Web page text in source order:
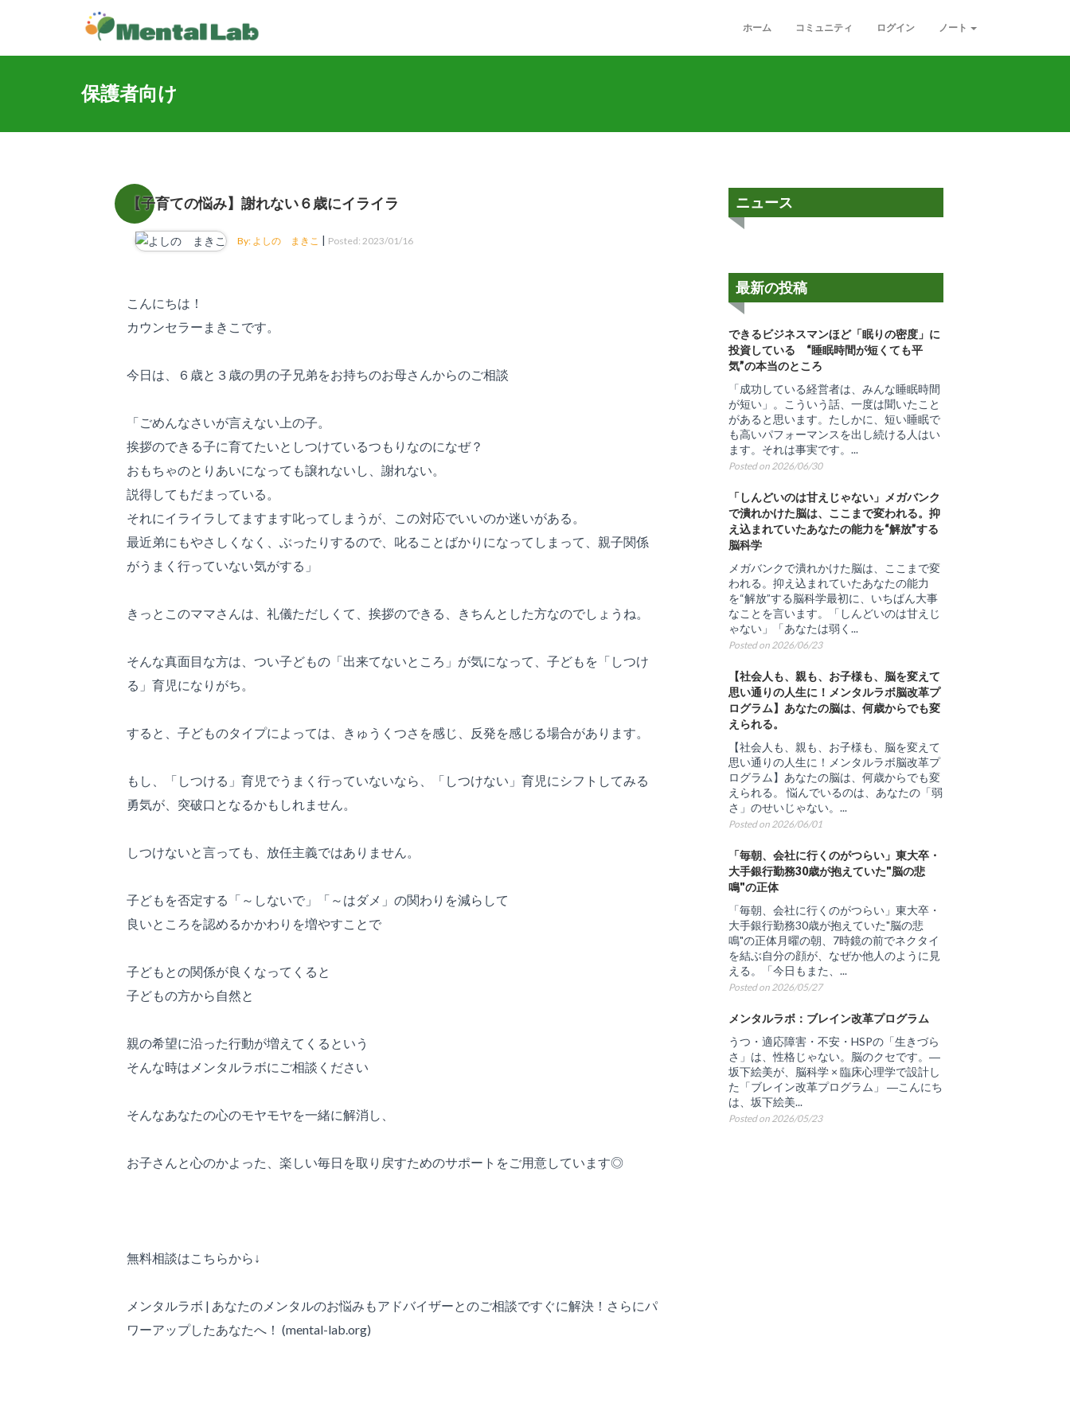
ホーム コミュニティ ログイン ノート
保護者向け
【子育ての悩み】謝れない６歳にイライラ
By: よしの まきこ | Posted: 2023/01/16
こんにちは！
カウンセラーまきこです。
今日は、６歳と３歳の男の子兄弟をお持ちのお母さんからのご相談
「ごめんなさいが言えない上の子。
挨拶のできる子に育てたいとしつけているつもりなのになぜ？
おもちゃのとりあいになっても譲れないし、謝れない。
説得してもだまっている。
それにイライラしてますます叱ってしまうが、この対応でいいのか迷いがある。
最近弟にもやさしくなく、ぶったりするので、叱ることばかりになってしまって、親子関係
がうまく行っていない気がする」
きっとこのママさんは、礼儀ただしくて、挨拶のできる、きちんとした方なのでしょうね。
そんな真面目な方は、つい子どもの「出来てないところ」が気になって、子どもを「しつけ
る」育児になりがち。
すると、子どものタイプによっては、きゅうくつさを感じ、反発を感じる場合があります。
もし、「しつける」育児でうまく行っていないなら、「しつけない」育児にシフトしてみる
勇気が、突破口となるかもしれません。
しつけないと言っても、放任主義ではありません。
子どもを否定する「～しないで」「～はダメ」の関わりを減らして
良いところを認めるかかわりを増やすことで
子どもとの関係が良くなってくると
子どもの方から自然と
親の希望に沿った行動が増えてくるという
そんな時はメンタルラボにご相談ください
そんなあなたの心のモヤモヤを一緒に解消し、
お子さんと心のかよった、楽しい毎日を取り戻すためのサポートをご用意しています◎
無料相談はこちらから↓
メンタルラボ | あなたのメンタルのお悩みもアドバイザーとのご相談ですぐに解決！さらにパ
ワーアップしたあなたへ！ (mental-lab.org)
ニュース
最新の投稿
できるビジネスマンほど「眠りの密度」に
投資している “睡眠時間が短くても平
気”の本当のところ
「成功している経営者は、みんな睡眠時間
が短い」。こういう話、一度は聞いたこと
があると思います。たしかに、短い睡眠で
も高いパフォーマンスを出し続ける人はい
ます。それは事実です。...
Posted on 2026/06/30
「しんどいのは甘えじゃない」メガバンク
で潰れかけた脳は、ここまで変われる。抑
え込まれていたあなたの能力を“解放”する
脳科学
メガバンクで潰れかけた脳は、ここまで変
われる。抑え込まれていたあなたの能力
を“解放”する脳科学最初に、いちばん大事
なことを言います。「しんどいのは甘えじ
ゃない」「あなたは弱く...
Posted on 2026/06/23
【社会人も、親も、お子様も、脳を変えて
思い通りの人生に！メンタルラボ脳改革プ
ログラム】あなたの脳は、何歳からでも変
えられる。
【社会人も、親も、お子様も、脳を変えて
思い通りの人生に！メンタルラボ脳改革プ
ログラム】あなたの脳は、何歳からでも変
えられる。 悩んでいるのは、あなたの「弱
さ」のせいじゃない。...
Posted on 2026/06/01
「毎朝、会社に行くのがつらい」東大卒・
大手銀行勤務30歳が抱えていた"脳の悲
鳴"の正体
「毎朝、会社に行くのがつらい」東大卒・
大手銀行勤務30歳が抱えていた"脳の悲
鳴"の正体月曜の朝、7時鏡の前でネクタイ
を結ぶ自分の顔が、なぜか他人のように見
える。「今日もまた、...
Posted on 2026/05/27
メンタルラボ：ブレイン改革プログラム
うつ・適応障害・不安・HSPの「生きづら
さ」は、性格じゃない。脳のクセです。―
坂下絵美が、脳科学 × 臨床心理学で設計し
た「ブレイン改革プログラム」 ―こんにち
は、坂下絵美...
Posted on 2026/05/23